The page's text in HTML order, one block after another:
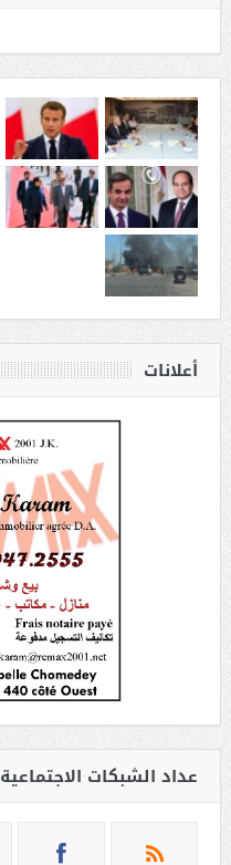
أعلانات
عداد الشبكات الاجتماعية